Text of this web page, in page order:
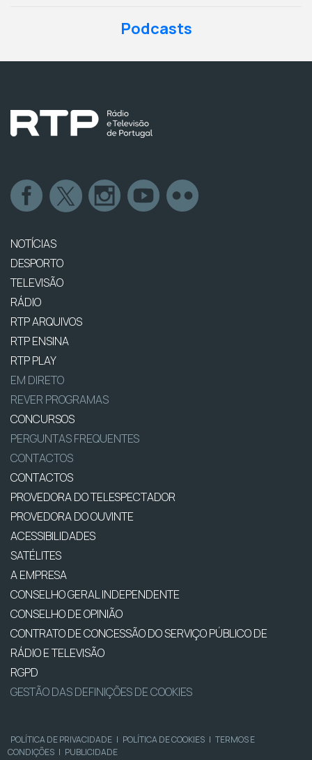
Podcasts
NOTÍCIAS
DESPORTO
TELEVISÃO
RÁDIO
RTP ARQUIVOS
RTP ENSINA
RTP PLAY
EM DIRETO
REVER PROGRAMAS
CONCURSOS
PERGUNTAS FREQUENTES
CONTACTOS
CONTACTOS
PROVEDORA DO TELESPECTADOR
PROVEDORA DO OUVINTE
ACESSIBILIDADES
SATÉLITES
A EMPRESA
CONSELHO GERAL INDEPENDENTE
CONSELHO DE OPINIÃO
CONTRATO DE CONCESSÃO DO SERVIÇO PÚBLICO DE
RÁDIO E TELEVISÃO
RGPD
GESTÃO DAS DEFINIÇÕES DE COOKIES
POLÍTICA DE PRIVACIDADE | POLÍTICA DE COOKIES | TERMOS E
CONDIÇÕES | PUBLICIDADE